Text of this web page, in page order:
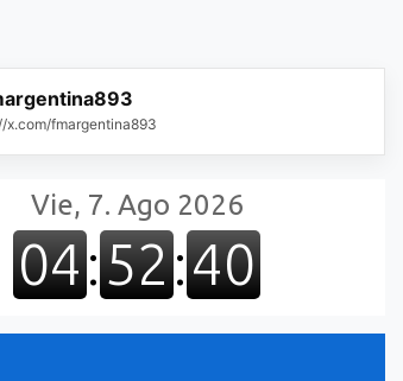
x.com/fmargentina893